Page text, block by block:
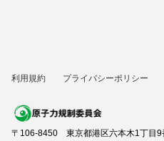
利用規約 プライバシーポリシー
〒106-8450 東京都港区六本木1丁目9